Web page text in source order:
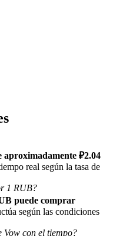
en efectivo
aproximadamente ₽2.04
real según la tasa de
1 RUB?
puede comprar
según las condiciones
Vow con el tiempo?